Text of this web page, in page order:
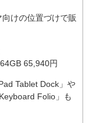
けの位置づけで販
65,940円
Tablet Dock」や
Folio」も